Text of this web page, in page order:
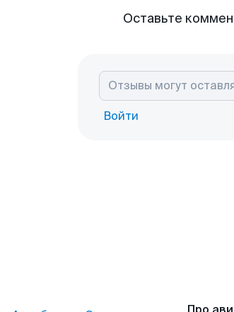
Оставьте
Войти